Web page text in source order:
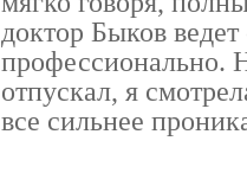
доктор Быков ведет
профессионально.
отпускал, я
все сильнее